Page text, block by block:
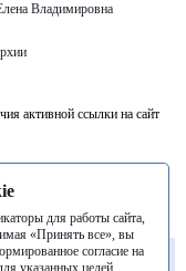
Владимировна
активной ссылки на сайт
прессе) возможна
Балаковская
для работы сайта,
«Принять все», вы
согласие на
указанных целей.